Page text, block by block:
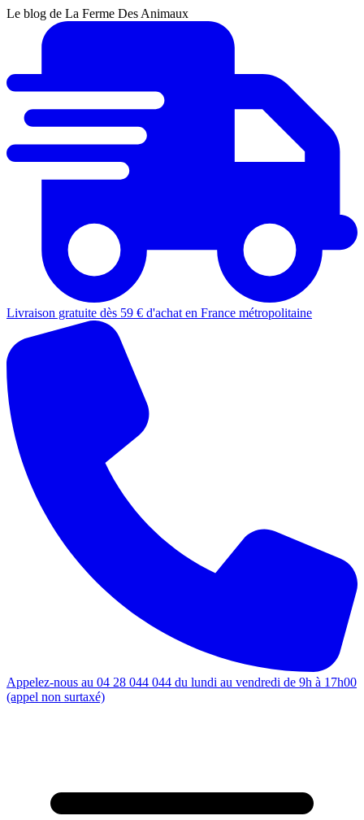
Le blog de La Ferme Des Animaux
Livraison gratuite dès 59 € d'achat en France métropolitaine
Appelez-nous au 04 28 044 044 du lundi au vendredi de 9h à 17h00
(appel non surtaxé)